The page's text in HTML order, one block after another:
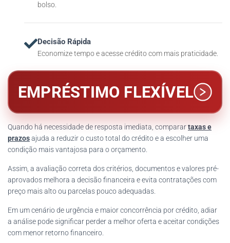
bolso.
Decisão Rápida
Economize tempo e acesse crédito com mais praticidade.
EMPRÉSTIMO FLEXÍVEL
Quando há necessidade de resposta imediata, comparartaxas e
prazosajuda a reduzir o custo total do crédito e a escolher uma
condição mais vantajosa para o orçamento.
Assim, a avaliação correta dos critérios, documentos e valores pré-
aprovados melhora a decisão financeira e evita contratações com
preço mais alto ou parcelas pouco adequadas.
Em um cenário de urgência e maior concorrência por crédito, adiar
a análise pode significar perder a melhor oferta e aceitar condições
com menor retorno financeiro.